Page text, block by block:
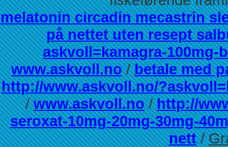
melatonin circadin mecastrin
på nettet uten resept
askvoll=kamagra-100mg-
www.askvoll.no/betale med
http://www.askvoll.no/
/www.askvoll.no/http://
seroxat-10mg-20mg-30mg-
nett/